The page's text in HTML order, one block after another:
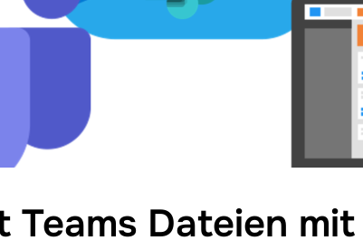
Teams Dateien